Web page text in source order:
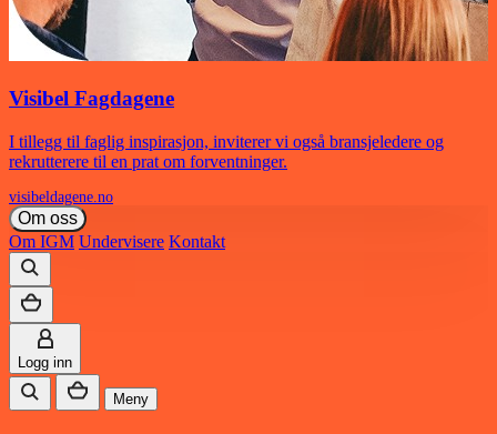
Visibel Fagdagene
I tillegg til faglig inspirasjon, inviterer vi også bransjeledere og
rekrutterere til en prat om forventninger.
visibeldagene.no
Om oss
Om IGM Undervisere Kontakt
Logg inn
Meny